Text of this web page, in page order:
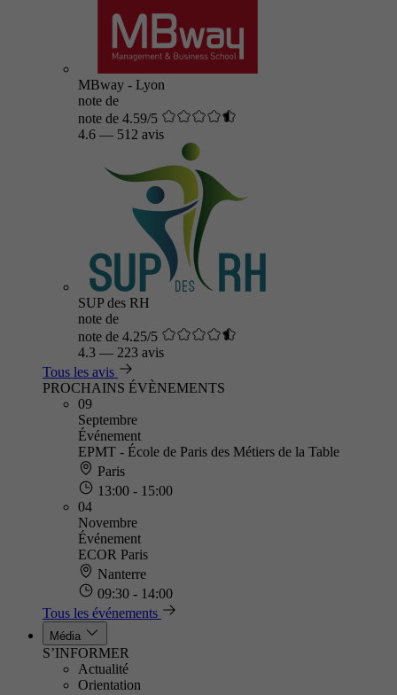
MBway - Lyon
note de
note de 4.59/5
4.6 — 512 avis
SUP des RH
note de
note de 4.25/5
4.3 — 223 avis
Tous les avis
PROCHAINS ÉVÈNEMENTS
09
Septembre
Événement
EPMT - École de Paris des Métiers de la Table
Paris
13:00 - 15:00
04
Novembre
Événement
ECOR Paris
Nanterre
09:30 - 14:00
Tous les événements
Média
S’INFORMER
Actualité
Orientation